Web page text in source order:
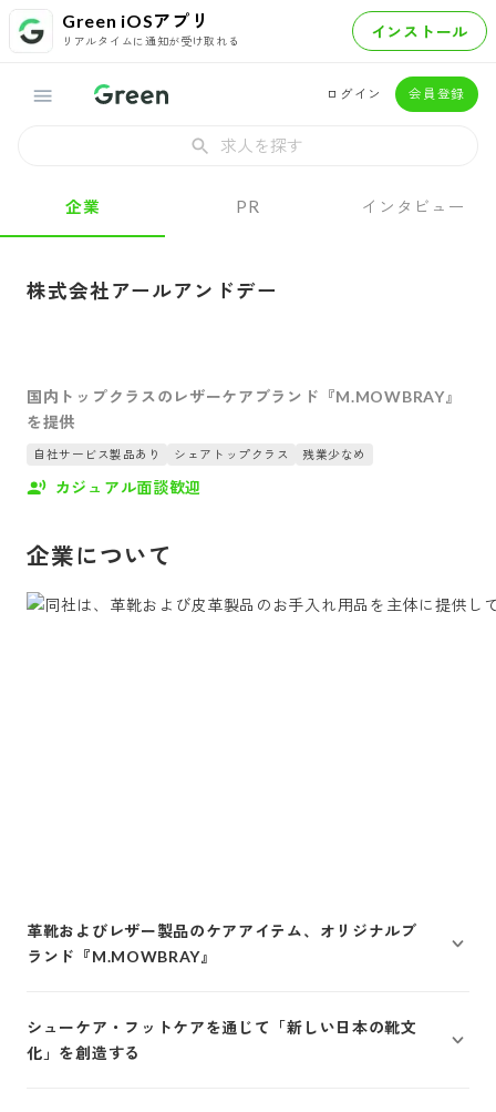
Green iOSアプリ
リアルタイムに通知が受け取れる インストール
ログイン 会員登録
求人を探す
企業 PR インタビュー
株式会社アールアンドデー
国内トップクラスのレザーケアブランド『M.MOWBRAY』
を提供
自社サービス製品あり シェアトップクラス 残業少なめ
カジュアル面談歓迎
企業について
革靴およびレザー製品のケアアイテム、オリジナルブ
ランド『M.MOWBRAY』
シューケア・フットケアを通じて「新しい日本の靴文
化」を創造する